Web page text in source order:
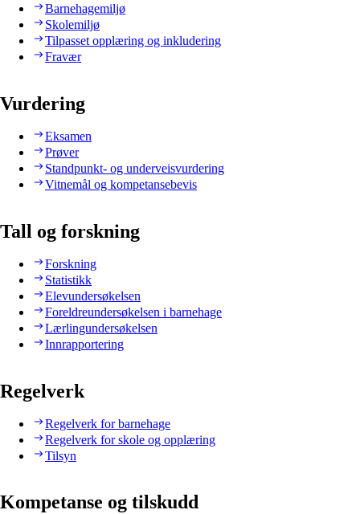
Barnehagemiljø
Skolemiljø
Tilpasset opplæring og inkludering
Fravær
Vurdering
Eksamen
Prøver
Standpunkt- og underveisvurdering
Vitnemål og kompetansebevis
Tall og forskning
Forskning
Statistikk
Elevundersøkelsen
Foreldreundersøkelsen i barnehage
Lærlingundersøkelsen
Innrapportering
Regelverk
Regelverk for barnehage
Regelverk for skole og opplæring
Tilsyn
Kompetanse og tilskudd